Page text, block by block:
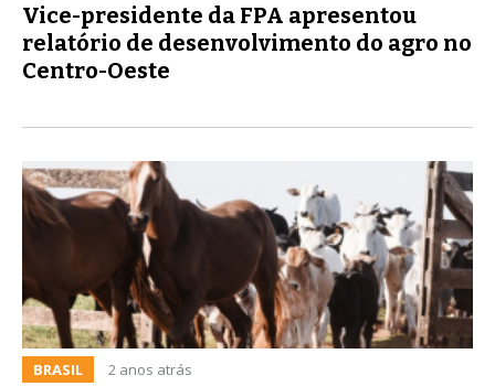
Vice-presidente da FPA apresentou
relatório de desenvolvimento do agro no
Centro-Oeste
BRASIL 2 anos atrás